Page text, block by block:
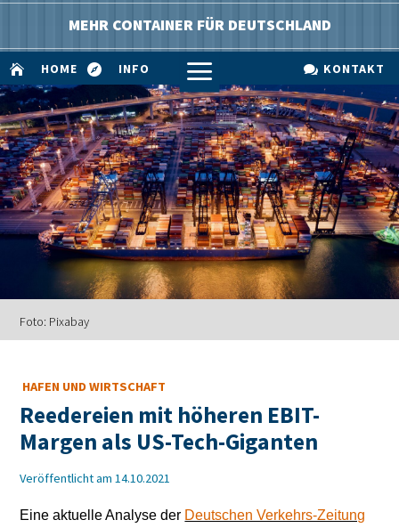
MEHR CONTAINER FÜR DEUTSCHLAND
 HOME  INFO a  KONTAKT
Foto: Pixabay
HAFEN UND WIRTSCHAFT
Reedereien mit höheren EBIT-
Margen als US-Tech-Giganten
Veröffentlicht am 14.10.2021
Eine aktuelle Analyse der Deutschen Verkehrs-Zeitung